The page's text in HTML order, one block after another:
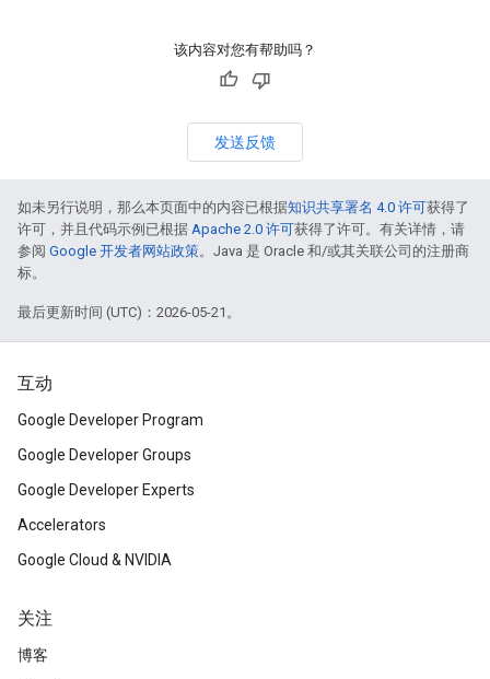
该内容对您有帮助吗？
发送反馈
如未另行说明，那么本页面中的内容已根据知识共享署名 4.0 许可获得了
许可，并且代码示例已根据 Apache 2.0 许可获得了许可。有关详情，请
参阅 Google 开发者网站政策。Java 是 Oracle 和/或其关联公司的注册商
标。
最后更新时间 (UTC)：2026-05-21。
互动
Google Developer Program
Google Developer Groups
Google Developer Experts
Accelerators
Google Cloud & NVIDIA
关注
博客